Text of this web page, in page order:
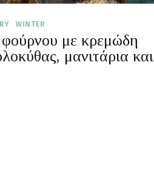
WINTER
με κρεμώδη
μανιτάρια και